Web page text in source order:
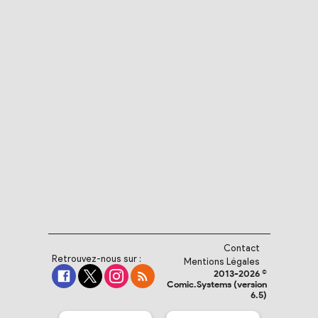
Retrouvez-nous sur :
Contact
Mentions Légales
2013-2026 ©
Comic.Systems (version
6.5)